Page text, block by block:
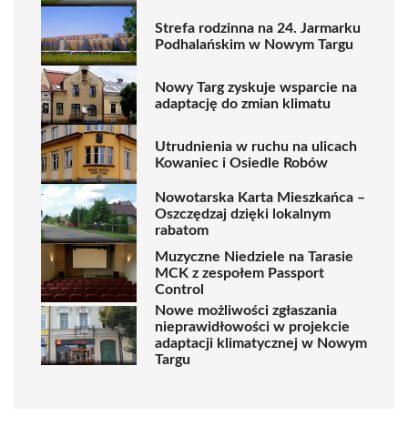
Strefa rodzinna na 24. Jarmarku
Podhalańskim w Nowym Targu
Nowy Targ zyskuje wsparcie na
adaptację do zmian klimatu
Utrudnienia w ruchu na ulicach
Kowaniec i Osiedle Robów
Nowotarska Karta Mieszkańca –
Oszczędzaj dzięki lokalnym
rabatom
Muzyczne Niedziele na Tarasie
MCK z zespołem Passport
Control
Nowe możliwości zgłaszania
nieprawidłowości w projekcie
adaptacji klimatycznej w Nowym
Targu